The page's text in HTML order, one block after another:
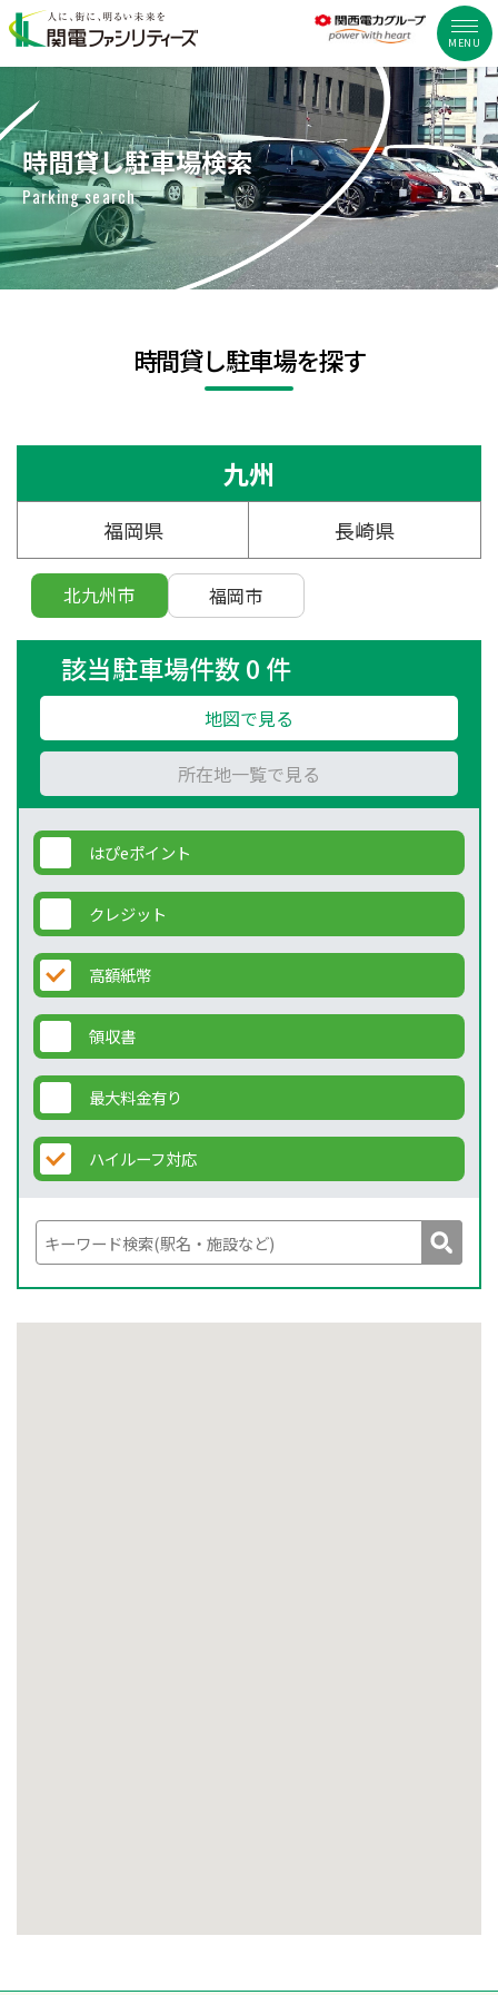
MENU
時間貸し駐車場検索
Parking search
時間貸し駐車場を探す
九州
福岡県 長崎県
北九州市 福岡市
該当駐車場件数 0 件
地図で見る
所在地一覧で見る
はぴeポイント
クレジット
高額紙幣
領収書
最大料金有り
ハイルーフ対応